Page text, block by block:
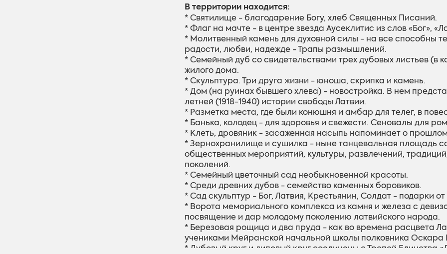
В территории находится:
* Святилище - благодарение Богу, хлеб Священных Писаний.
* Флаг на мачте - в центре звезда Аусеклитис из слов «Бог»,
* Молитвенный камень для духовной силы - на все способны
радости, любви, надежде - Трапы размышлений.
* Семейный дуб со свидетельствами трех дубовых листьев (в
жилого дома.
* Скульптура. Три друга жизни - юноша, скрипка и камень.
* Дом (на руинах бывшего хлева) - новостройка. В нем
летней (1918-1940) истории свободы Латвии.
* Разметка места, где были конюшня и амбар для телег, в
* Банька, колодец - для здоровья и свежести. Сеновалы для
* Клеть, дровяник - засаженная насыпь напоминает о
* Зернохранилище и сушилка - ныне танцевальная площадь
общественных мероприятий, культуры, развлечений,
поколений.
* Семейный цветочный сад необыкновенной красоты.
* Среди древних дубов - семейство каменных боровиков.
* Сад скульптур - Бог, Латвия, Крестьянин, Солдат - подарки от
* Ворота мемориального комплекса из камня и железа с
посвящение и дар молодому поколению латвийского народа.
* Березовая рощица и два пруда - как во времена расцвета
учениками Мейранской начальной школы полковника Оскара
* Дубовый круг и липовый круг соединены с Тропой Единства